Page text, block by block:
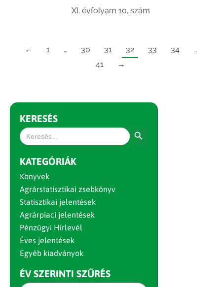
XI. évfolyam 10. szám
← 1 … 30 31 32 33 34
…
41
→
KERESÉS
Search
for:
KATEGÓRIÁK
Könyvek
Agrárstatisztikai zsebkönyv
Statisztikai jelentések
Agrárpiaci jelentések
Pénzügyi Hírlevél
Éves jelentések
Egyéb kiadványok
ÉV SZERINTI SZŰRÉS